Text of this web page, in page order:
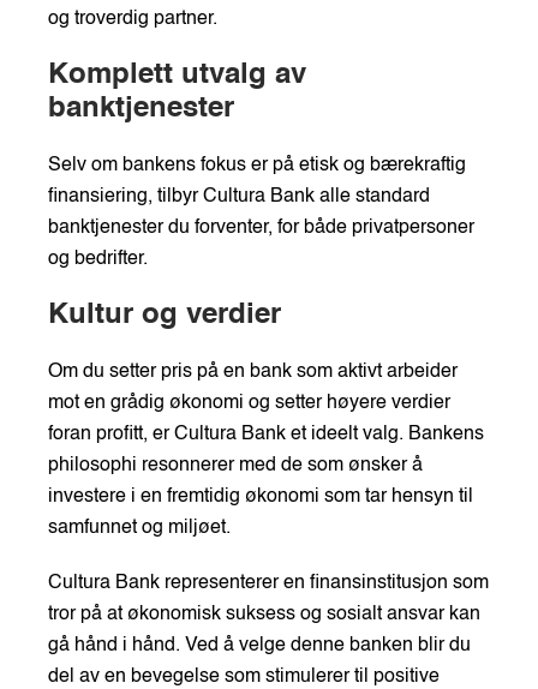
og troverdig partner.
Komplett utvalg av
banktjenester
Selv om bankens fokus er på etisk og bærekraftig
finansiering, tilbyr Cultura Bank alle standard
banktjenester du forventer, for både privatpersoner
og bedrifter.
Kultur og verdier
Om du setter pris på en bank som aktivt arbeider
mot en grådig økonomi og setter høyere verdier
foran profitt, er Cultura Bank et ideelt valg. Bankens
philosophi resonnerer med de som ønsker å
investere i en fremtidig økonomi som tar hensyn til
samfunnet og miljøet.
Cultura Bank representerer en finansinstitusjon som
tror på at økonomisk suksess og sosialt ansvar kan
gå hånd i hånd. Ved å velge denne banken blir du
del av en bevegelse som stimulerer til positive